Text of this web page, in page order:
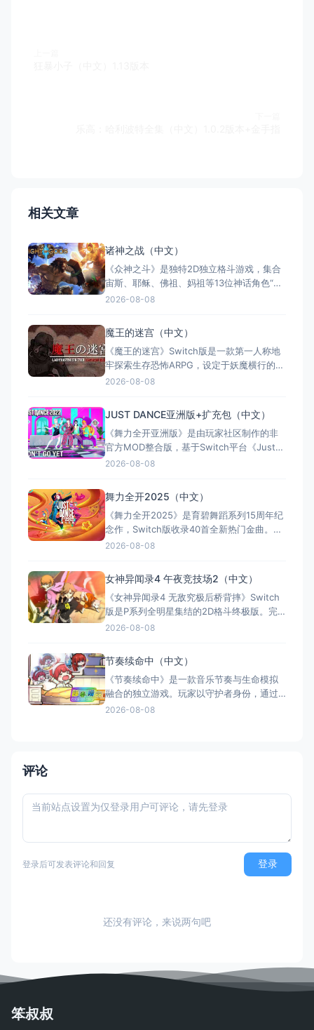
相关文章
诸神之战（中文）
《众神之斗》是独特2D独立格斗游戏，集合
宙斯、耶稣、佛祖、妈祖等13位神话角色“神
仙打架”。游戏含15种神话舞台，4键简易操
斗宝石”，连招易上手；但媒体多批执行粗
糙。适合喜欢怪异格斗与神仙对战的玩家体
验。
2026-08-08
魔王的迷宫（中文）
《魔王的迷宫》Switch版是一款第一人称地
牢探索生存恐怖ARPG，设定于妖魔横行的日
本战国末年。玩家化身足轻步兵，在主公被
阴森恐怖氛围，融合冷兵器战斗、资源管理
与克苏鲁式恐怖元素。核心特色包括硬核战
斗、四座塔探索、解谜
2026-08-08
JUST DANCE亚洲版+扩充包（中文）
《舞力全开亚洲版》是由玩家社区制作的非
官方MOD整合版，基于Switch平台《Just
Dance》本体，通过MOD形式集成了超过50
界面实现了中文本土化，支持歌曲屏蔽等灵
活选项。其最大价值在于为华语玩家提供了
丰富的中文
2026-08-08
舞力全开2025（中文）
《舞力全开2025》是育碧舞蹈系列15周年纪
念作，Switch版收录40首全新热门金曲。依
托Joy-Con陀螺仪实现便捷体感操控，并附
跨代联机，兼具派对娱乐与健身价值，为玩
家带来新鲜的舞蹈体验。
2026-08-08
女神异闻录4 午夜竞技场2（中文）
《女神异闻录4 无敌究极后桥背摔》Switch
版是P系列全明星集结的2D格斗终极版。完
整收录P4A与P4U2全部剧情及DLC，P4与
且策略深度极高，辅以丰富单人模式。全区
中文支持，Metacritic获81分
2026-08-08
节奏续命中（中文）
《节奏续命中》是一款音乐节奏与生命模拟
融合的独立游戏。玩家以守护者身份，通过
精准节拍操作陪伴角色从出生走至老去。每
2026-08-08
评论
登录后可发表评论和回复 登录
还没有评论，来说两句吧
笨叔叔